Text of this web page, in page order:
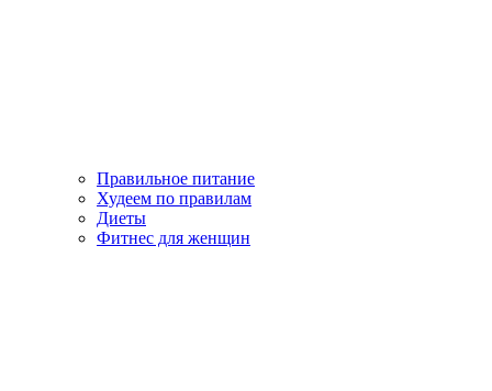
Правильное питание
Худеем по правилам
Диеты
Фитнес для женщин